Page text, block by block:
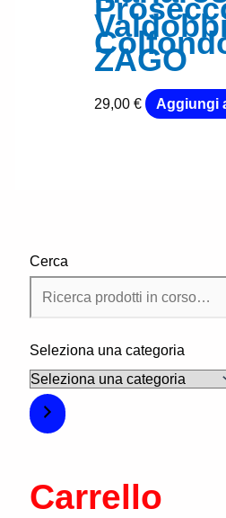
ZAGO
29,00 € Aggiungi
Cerca
Seleziona una categoria
Carrello